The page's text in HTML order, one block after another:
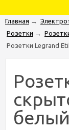
Главная →
Розетки →
Розетки Legrand
белый